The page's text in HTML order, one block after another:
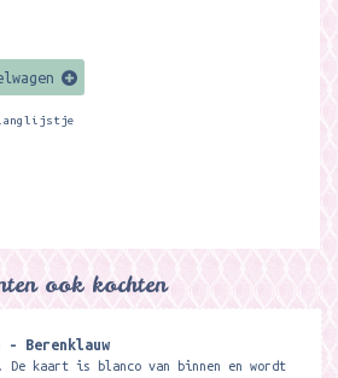
ook kochten
- Berenklauw
De kaart is blanco van binnen en wordt